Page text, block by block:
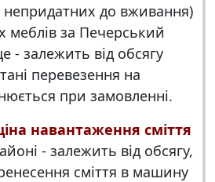
непридатних до вживання)
меблів за Печерський
- залежить від обсягу
перевезення на
при замовленні.
навантаження сміття
- залежить від обсягу,
сміття в машину